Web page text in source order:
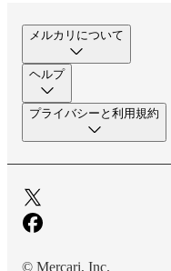
メルカリについて
ヘルプ
プライバシーと利用規約
© Mercari, Inc.